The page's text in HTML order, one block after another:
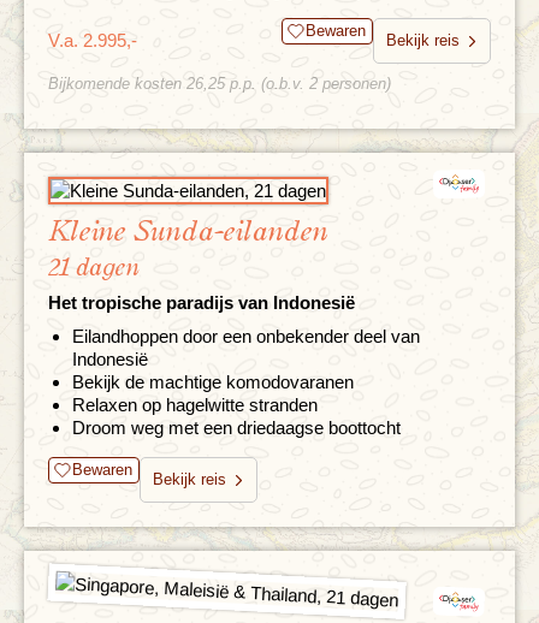
V.a. 2.995,- Bewaren
Bekijk reis
Bijkomende kosten 26,25 p.p. (o.b.v. 2 personen)
Kleine Sunda-eilanden
21 dagen
Het tropische paradijs van Indonesië
Eilandhoppen door een onbekender deel van
Indonesië
Bekijk de machtige komodovaranen
Relaxen op hagelwitte stranden
Droom weg met een driedaagse boottocht
Bewaren
Bekijk reis